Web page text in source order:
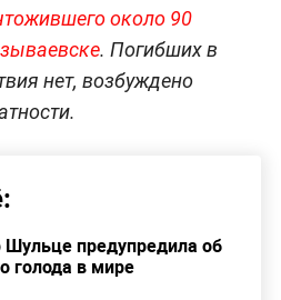
около 90
. Погибших в
нет, возбуждено
предупредила об
голода в мире